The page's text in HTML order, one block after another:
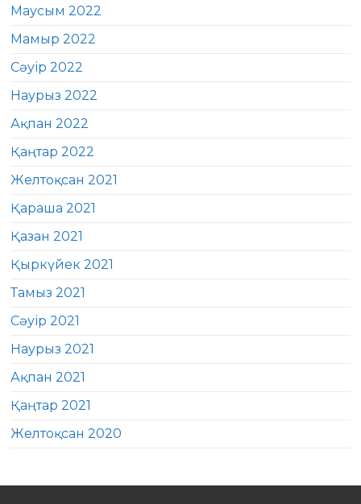
Маусым 2022
Мамыр 2022
Сәуір 2022
Наурыз 2022
Ақпан 2022
Қаңтар 2022
Желтоқсан 2021
Қараша 2021
Қазан 2021
Қыркүйек 2021
Тамыз 2021
Сәуір 2021
Наурыз 2021
Ақпан 2021
Қаңтар 2021
Желтоқсан 2020